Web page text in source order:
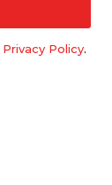
Privacy Policy.